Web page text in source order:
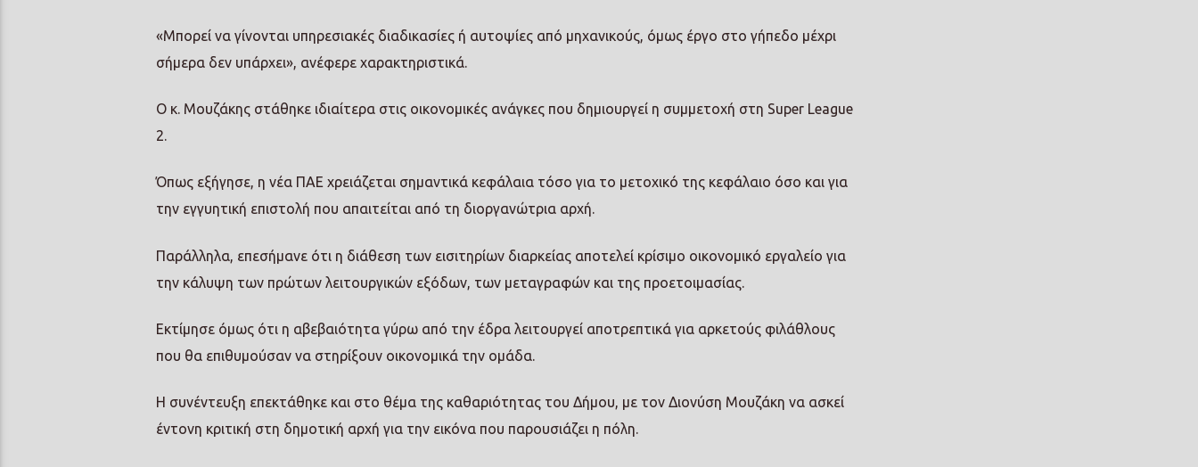
«Μπορεί να γίνονται υπηρεσιακές διαδικασίες ή αυτοψίες από μηχανικούς, όμως έργο στο γήπεδο μέχρι
σήμερα δεν υπάρχει», ανέφερε χαρακτηριστικά.
Ο κ. Μουζάκης στάθηκε ιδιαίτερα στις οικονομικές ανάγκες που δημιουργεί η συμμετοχή στη Super League
2.
Όπως εξήγησε, η νέα ΠΑΕ χρειάζεται σημαντικά κεφάλαια τόσο για το μετοχικό της κεφάλαιο όσο και για
την εγγυητική επιστολή που απαιτείται από τη διοργανώτρια αρχή.
Παράλληλα, επεσήμανε ότι η διάθεση των εισιτηρίων διαρκείας αποτελεί κρίσιμο οικονομικό εργαλείο για
την κάλυψη των πρώτων λειτουργικών εξόδων, των μεταγραφών και της προετοιμασίας.
Εκτίμησε όμως ότι η αβεβαιότητα γύρω από την έδρα λειτουργεί αποτρεπτικά για αρκετούς φιλάθλους
που θα επιθυμούσαν να στηρίξουν οικονομικά την ομάδα.
Η συνέντευξη επεκτάθηκε και στο θέμα της καθαριότητας του Δήμου, με τον Διονύση Μουζάκη να ασκεί
έντονη κριτική στη δημοτική αρχή για την εικόνα που παρουσιάζει η πόλη.